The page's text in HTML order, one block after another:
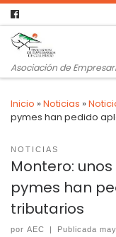
Asociación de
Inicio »Noticias »
pymes han pedido
NOTICIAS
Montero:
pymes han
tributarios
por AEC | Publicada